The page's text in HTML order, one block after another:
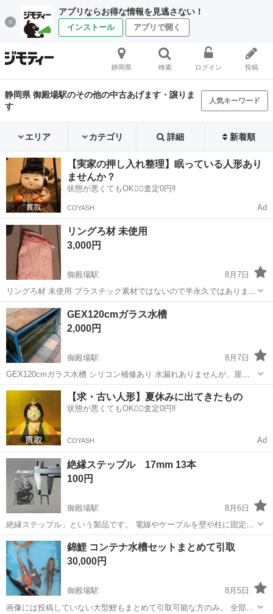
アプリならお得な情報を見逃さない！
インストール アプリで開く
静岡県 検索 ログイン 投稿
静岡県 御殿場駅のその他の中古あげます・譲りま
す
人気キーワード
エリア カテゴリ 詳細 新着順
【実家の押し入れ整理】眠っている人形あり
ませんか？
状態が悪くてもOK🙆‍♀️査定0円‼️
COYASH Ad
リングろ材 未使用
3,000円
御殿場駅
8月7日
リングろ材 未使用 プラスチック素材ではないので半永久ではありませ
ん。 何袋かあります。 1袋分の価格です。
静岡 御殿場市 その他
GEX120cmガラス水槽
2,000円
御殿場駅
8月7日
GEX120cmガラス水槽 シリコン補修あり 水漏れありませんが、屋外
使用をお勧め致します。
静岡 御殿場市 御殿場駅 その他
【求・古い人形】夏休みに出てきたもの
状態が悪くてもOK🙆‍♀️査定0円‼️
COYASH Ad
絶縁ステップル 17mm 13本
100円
御殿場駅
8月6日
絶縁ステップル」という製品です。 電線やケーブルを壁や柱に固定す
るために使用される釘の一種です。 U字型をしており、両端が尖って
いて、打ち込むことでケーブルを固定します。 絶縁体で覆われている
ため、電線が傷つくのを防ぎ、漏電...
静岡 御殿場市 その他 電線
錦鯉 コンテナ水槽セットまとめて引取
30,000円
御殿場駅
8月5日
画像には投稿していない大型鯉もまとめて引取可能な方のみ。 全部で